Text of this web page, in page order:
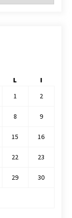
L
I
1
2
8 9
15 16
22 23
29 30